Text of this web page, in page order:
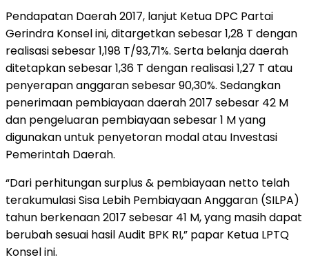
Pendapatan Daerah 2017, lanjut Ketua DPC Partai
Gerindra Konsel ini, ditargetkan sebesar 1,28 T dengan
realisasi sebesar 1,198 T/93,71%. Serta belanja daerah
ditetapkan sebesar 1,36 T dengan realisasi 1,27 T atau
penyerapan anggaran sebesar 90,30%. Sedangkan
penerimaan pembiayaan daerah 2017 sebesar 42 M
dan pengeluaran pembiayaan sebesar 1 M yang
digunakan untuk penyetoran modal atau Investasi
Pemerintah Daerah.
“Dari perhitungan surplus & pembiayaan netto telah
terakumulasi Sisa Lebih Pembiayaan Anggaran (SILPA)
tahun berkenaan 2017 sebesar 41 M, yang masih dapat
berubah sesuai hasil Audit BPK RI,” papar Ketua LPTQ
Konsel ini.